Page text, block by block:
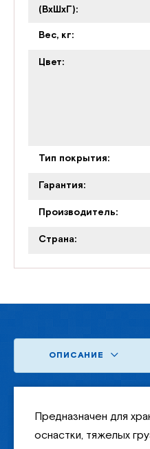
(ВхШхГ):
Вес, кг:
Цвет:
Тип покрытия:
Гарантия:
Производитель:
Страна:
ОПИСАНИЕ
Предназначен для
оснастки, тяжелых